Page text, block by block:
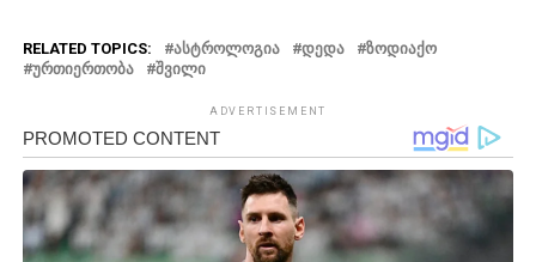
RELATED TOPICS: ᲐᲡᲢᲠᲝᲚᲝᲒᲘᲐ ᲓᲔᲓᲐ
ᲖᲝᲓᲘᲐᲥᲝ
ᲣᲠᲗᲘᲔᲠᲗᲝᲑᲐ
ᲨᲕᲘᲚᲘ
ADVERTISEMENT